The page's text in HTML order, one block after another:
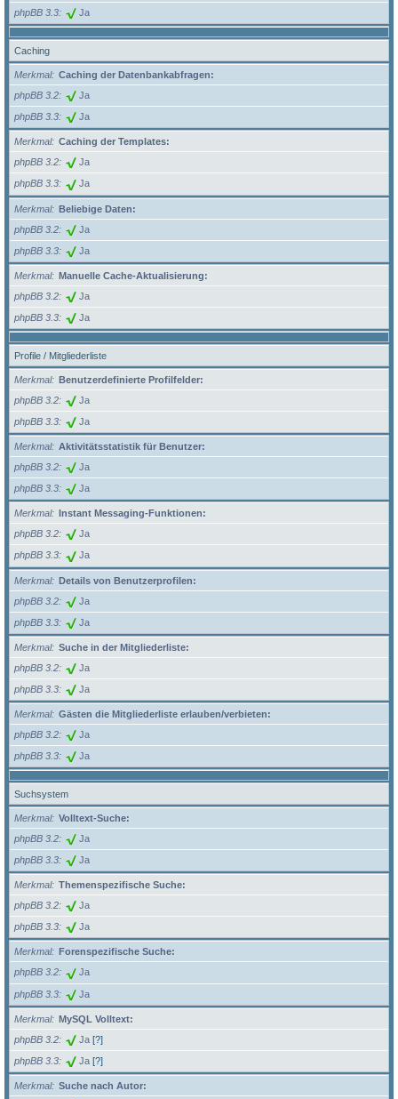
phpBB 3.3 Ja
Caching
Merkmal
Caching der Datenbankabfragen:
phpBB 3.2
Ja
phpBB 3.3 Ja
Merkmal
Caching der Templates:
phpBB 3.2
Ja
phpBB 3.3 Ja
Merkmal
Beliebige Daten:
phpBB 3.2
Ja
phpBB 3.3 Ja
Merkmal
Manuelle Cache-Aktualisierung:
phpBB 3.2
Ja
phpBB 3.3 Ja
Profile / Mitgliederliste
Merkmal
Benutzerdefinierte Profilfelder:
phpBB 3.2
Ja
phpBB 3.3 Ja
Merkmal
Aktivitätsstatistik für Benutzer:
phpBB 3.2
Ja
phpBB 3.3 Ja
Merkmal
Instant Messaging-Funktionen:
phpBB 3.2
Ja
phpBB 3.3 Ja
Merkmal
Details von Benutzerprofilen:
phpBB 3.2
Ja
phpBB 3.3 Ja
Merkmal
Suche in der Mitgliederliste:
phpBB 3.2
Ja
phpBB 3.3 Ja
Merkmal
Gästen die Mitgliederliste erlauben/verbieten:
phpBB 3.2
Ja
phpBB 3.3 Ja
Suchsystem
Merkmal
Volltext-Suche:
phpBB 3.2
Ja
phpBB 3.3 Ja
Merkmal
Themenspezifische Suche:
phpBB 3.2
Ja
phpBB 3.3 Ja
Merkmal
Forenspezifische Suche:
phpBB 3.2
Ja
phpBB 3.3 Ja
Merkmal
MySQL Volltext:
phpBB 3.2
Ja [?]
phpBB 3.3 Ja [?]
Merkmal
Suche nach Autor: